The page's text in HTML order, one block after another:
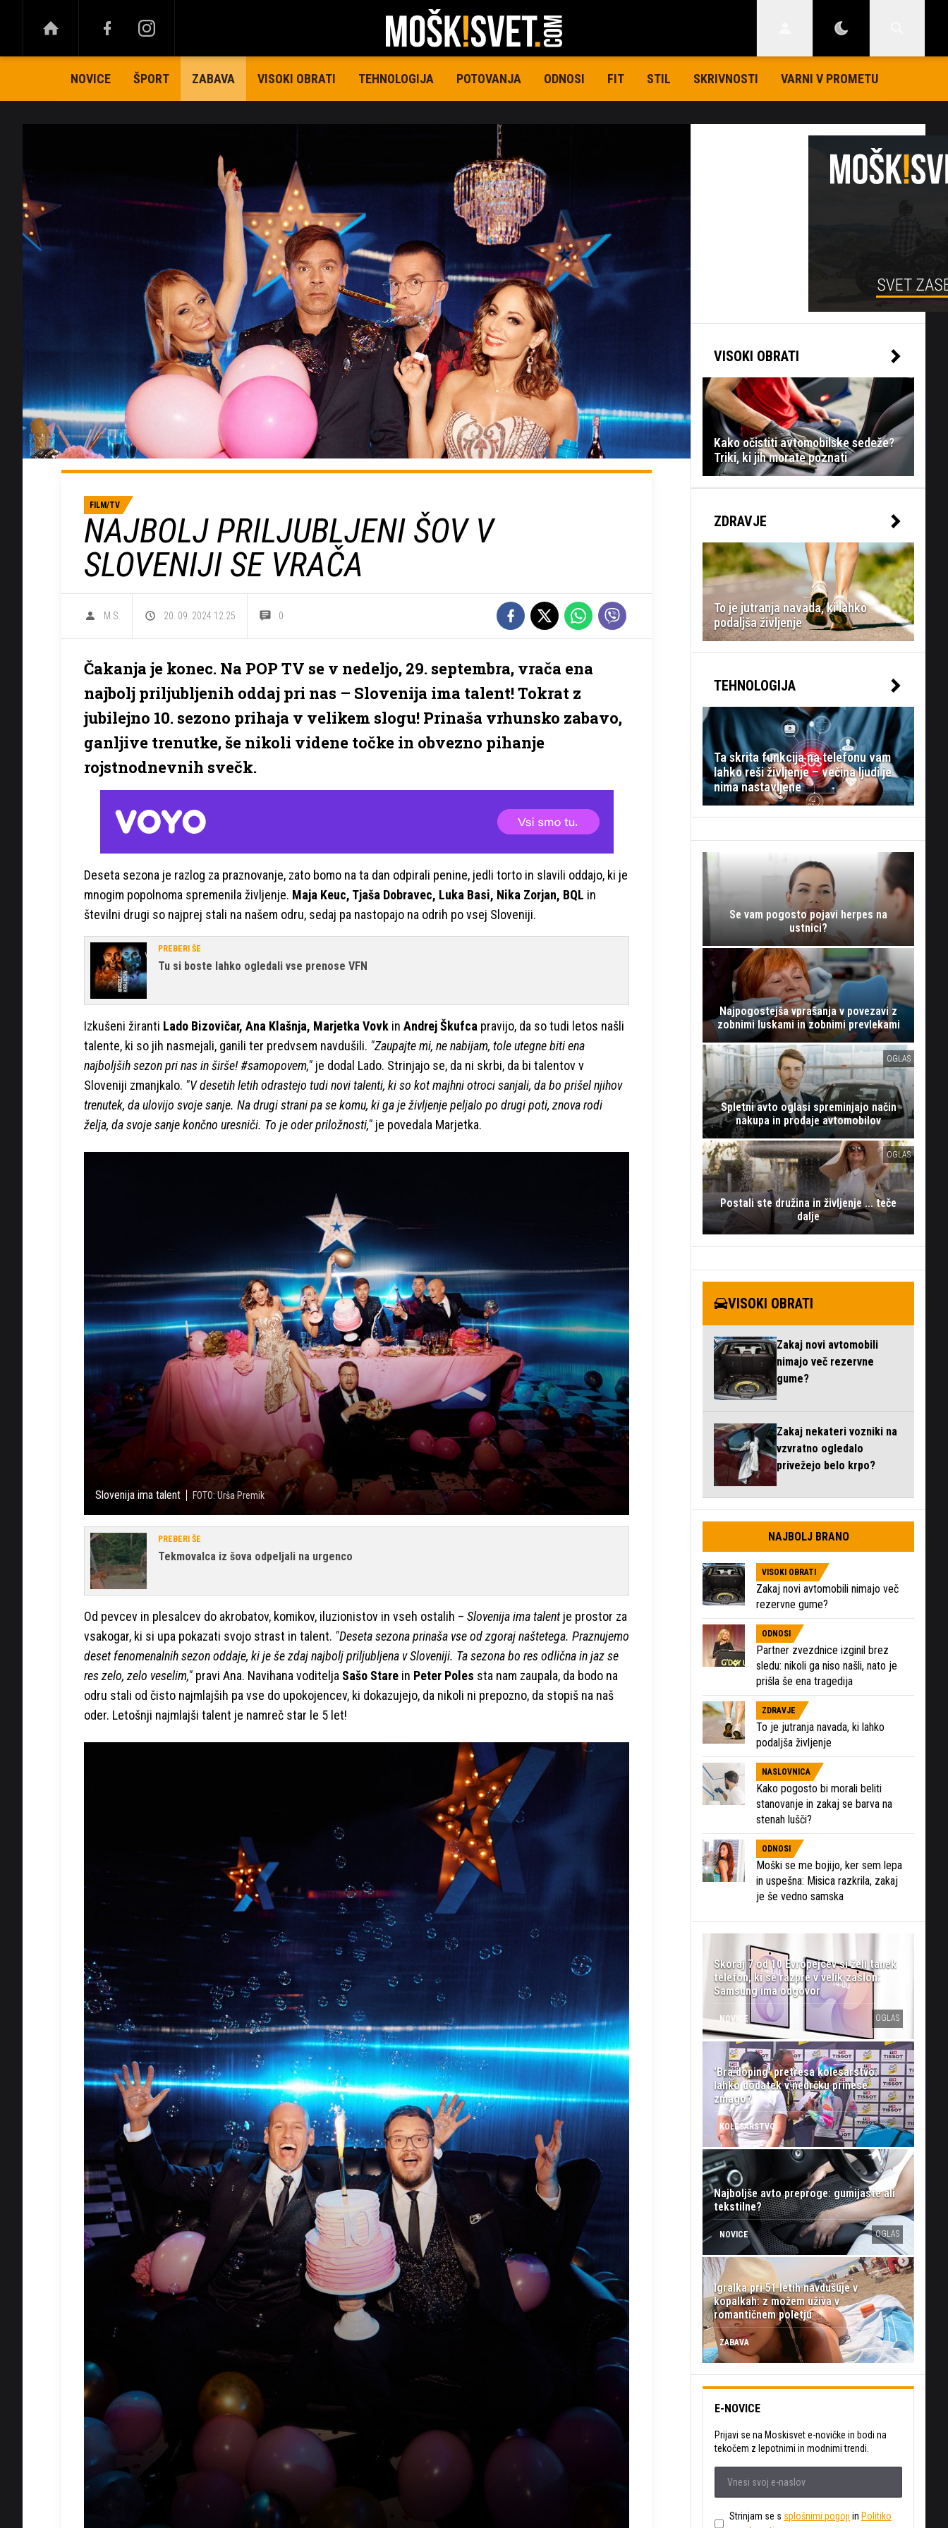
NOVICE ŠPORT ZABAVA VISOKI OBRATI TEHNOLOGIJA POTOVANJA ODNOSI FIT STIL SKRIVNOSTI VARNI V PROMETU
FILM/TV
NAJBOLJ PRILJUBLJENI ŠOV V
SLOVENIJI SE VRAČA
M.S. 20. 09. 2024 12.25 0
Čakanja je konec. Na POP TV se v nedeljo, 29. septembra, vrača ena
najbolj priljubljenih oddaj pri nas – Slovenija ima talent! Tokrat z
jubilejno 10. sezono prihaja v velikem slogu! Prinaša vrhunsko zabavo,
ganljive trenutke, še nikoli videne točke in obvezno pihanje
rojstnodnevnih svečk.
Deseta sezona je razlog za praznovanje, zato bomo na ta dan odpirali penine, jedli torto in slavili oddajo, ki je
mnogim popolnoma spremenila življenje. Maja Keuc, Tjaša Dobravec, Luka Basi, Nika Zorjan, BQL in
številni drugi so najprej stali na našem odru, sedaj pa nastopajo na odrih po vsej Sloveniji.
PREBERI ŠE
Tu si boste lahko ogledali vse prenose VFN
Izkušeni žiranti Lado Bizovičar, Ana Klašnja, Marjetka Vovk in Andrej Škufca pravijo, da so tudi letos našli
talente, ki so jih nasmejali, ganili ter predvsem navdušili. "Zaupajte mi, ne nabijam, tole utegne biti ena
najboljših sezon pri nas in širše! #samopovem," je dodal Lado. Strinjajo se, da ni skrbi, da bi talentov v
Sloveniji zmanjkalo. "V desetih letih odrastejo tudi novi talenti, ki so kot majhni otroci sanjali, da bo prišel njihov
trenutek, da ulovijo svoje sanje. Na drugi strani pa se komu, ki ga je življenje peljalo po drugi poti, znova rodi
želja, da svoje sanje končno uresniči. To je oder priložnosti," je povedala Marjetka.
Slovenija ima talent FOTO: Urša Premik
PREBERI ŠE
Tekmovalca iz šova odpeljali na urgenco
Od pevcev in plesalcev do akrobatov, komikov, iluzionistov in vseh ostalih – Slovenija ima talentje prostor za
vsakogar, ki si upa pokazati svojo strast in talent. "Deseta sezona prinaša vse od zgoraj naštetega. Praznujemo
deset fenomenalnih sezon oddaje, ki je še zdaj najbolj priljubljena v Sloveniji. Ta sezona bo res odlična in jaz se
res zelo, zelo veselim," pravi Ana. Navihana voditelja Sašo Stare in Peter Poles sta nam zaupala, da bodo na
odru stali od čisto najmlajših pa vse do upokojencev, ki dokazujejo, da nikoli ni prepozno, da stopiš na naš
oder. Letošnji najmlajši talent je namreč star le 5 let!
VISOKI OBRATI
Kako očistiti avtomobilske sedeže?
Triki, ki jih morate poznati
ZDRAVJE
To je jutranja navada, ki lahko
podaljša življenje
TEHNOLOGIJA
Ta skrita funkcija na telefonu vam
lahko reši življenje – večina ljudi je
nima nastavljene
Se vam pogosto pojavi herpes na
ustnici?
Najpogostejša vprašanja v povezavi z
zobnimi luskami in zobnimi prevlekami
OGLAS
Spletni avto oglasi spreminjajo način
nakupa in prodaje avtomobilov
OGLAS
Postali ste družina in življenje ... teče
dalje
VISOKI OBRATI
Zakaj novi avtomobili
nimajo več rezervne
gume?
Zakaj nekateri vozniki na
vzvratno ogledalo
privežejo belo krpo?
NAJBOLJ BRANO
VISOKI OBRATI
Zakaj novi avtomobili nimajo več
rezervne gume?
ODNOSI
Partner zvezdnice izginil brez
sledu: nikoli ga niso našli, nato je
prišla še ena tragedija
ZDRAVJE
To je jutranja navada, ki lahko
podaljša življenje
NASLOVNICA
Kako pogosto bi morali beliti
stanovanje in zakaj se barva na
stenah lušči?
ODNOSI
Moški se me bojijo, ker sem lepa
in uspešna: Misica razkrila, zakaj
je še vedno samska
Skoraj 7 od 10 Evropejcev si želi tanek
telefon, ki se razpre v velik zaslon:
Samsung ima odgovor
NOVICE OGLAS
'Bra doping' pretresa kolesarstvo:
lahko dodatek v nedrčku prinese
zmago?
KOLESARSTVO
Najboljše avto preproge: gumijaste ali
tekstilne?
NOVICE OGLAS
Igralka pri 51 letih navdušuje v
kopalkah: z možem uživa v
romantičnem poletju
ZABAVA
E-NOVICE
Prijavi se na Moskisvet e-novičke in bodi na
tekočem z lepotnimi in modnimi trendi.
Strinjam se s splošnimi pogoji in Politiko